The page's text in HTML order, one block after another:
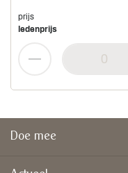
prijs
ledenprijs
Doe mee